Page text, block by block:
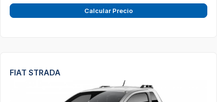
Calcular Precio
FIAT STRADA